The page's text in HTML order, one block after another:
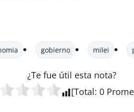
gobierno milei
¿Te fue útil esta nota?
[Total: 0